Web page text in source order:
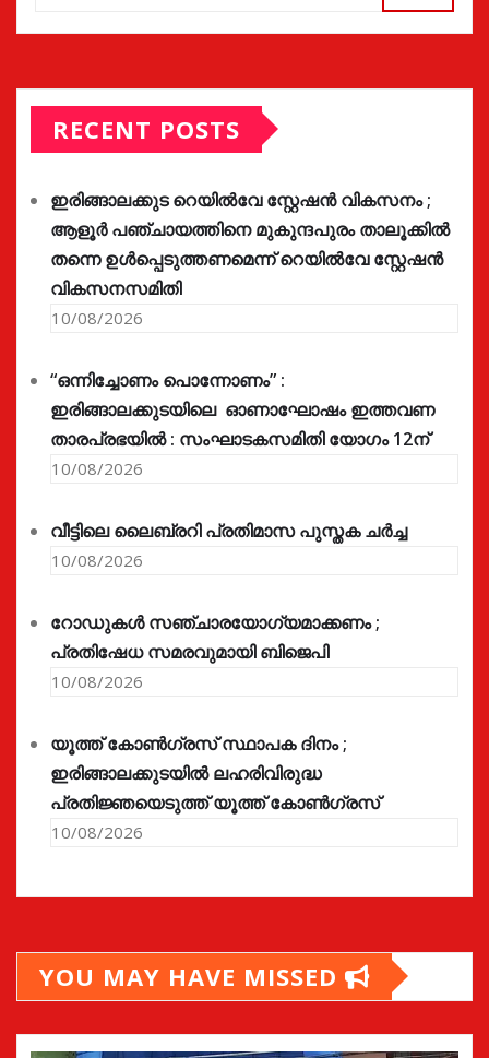
RECENT POSTS
ഇരിങ്ങാലക്കുട റെയിൽവേ സ്റ്റേഷൻ വികസനം ;
ആളൂർ പഞ്ചായത്തിനെ മുകുന്ദപുരം താലൂക്കിൽ
തന്നെ ഉൾപ്പെടുത്തണമെന്ന് റെയിൽവേ സ്റ്റേഷൻ
വികസനസമിതി
10/08/2026
“ഒന്നിച്ചോണം പൊന്നോണം” :
ഇരിങ്ങാലക്കുടയിലെ ഓണാഘോഷം ഇത്തവണ
താരപ്രഭയിൽ : സംഘാടകസമിതി യോഗം 12ന്
10/08/2026
വീട്ടിലെ ലൈബ്രറി പ്രതിമാസ പുസ്തക ചർച്ച
10/08/2026
റോഡുകൾ സഞ്ചാരയോഗ്യമാക്കണം ;
പ്രതിഷേധ സമരവുമായി ബിജെപി
10/08/2026
യൂത്ത് കോൺഗ്രസ്‌ സ്ഥാപക ദിനം ;
ഇരിങ്ങാലക്കുടയിൽ ലഹരിവിരുദ്ധ
പ്രതിജ്ഞയെടുത്ത് യൂത്ത് കോൺഗ്രസ്
10/08/2026
YOU MAY HAVE MISSED